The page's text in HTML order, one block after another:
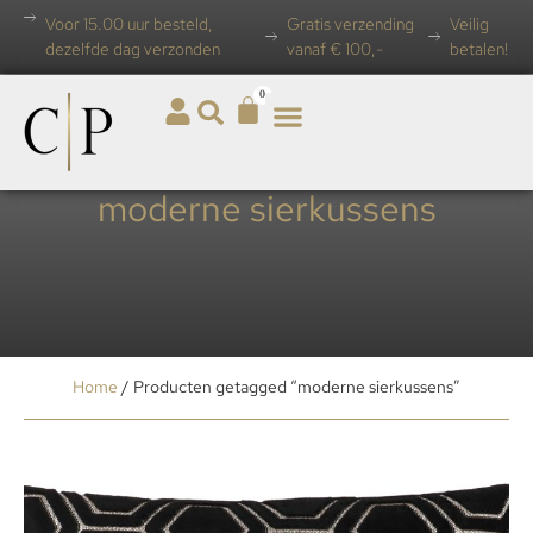
Voor 15.00 uur besteld,
dezelfde dag verzonden
Gratis verzending
vanaf € 100,-
Veilig
betalen!
0
moderne sierkussens
Home / Producten getagged “moderne sierkussens”